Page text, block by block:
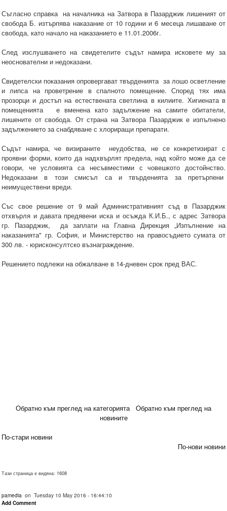
Съгласно справка на началника на Затвора в Пазарджик лишеният от
свобода Б. изтърпява наказание от 10 години и 6 месеца лишаване от
свобода, като начало на наказанието е 11.01.2006г.
След изслушването на свидетелите съдът намира исковете му за
неоснователни и недоказани.
Свидетелски показания опровергават твърденията за лошо осветление
и липса на проветрение в спалното помещение. Според тях има
прозорци и достъп на естествената светлина в килиите. Хигиената в
помещенията е вменена като задължение на самите обитатели,
лишените от свобода. От страна на Затвора Пазарджик е изпълнено
задължението за снабдяване с хлориращи препарати.
Съдът намира, че визираните неудобства, не се конкретизират с
проявни форми, които да надхвърлят предела, над който може да се
говори, че условията са несъвместими с човешкото достойнство.
Недоказани в този смисъл са и твърденията за претърпени
неимуществени вреди.
Със свое решение от 9 май Административният съд в Пазарджик
отхвърля и давата предявени иска и осъжда К.И.Б., с адрес Затвора
гр. Пазарджик, да заплати на Главна Дирекция „Изпълнение на
наказанията" гр. София, и Министерство на правосъдието сумата от
300 лв. - юрисконсултско възнаграждение.
Решението подлежи на обжалване в 14-дневен срок пред ВАС.
Обратно към преглед на категорията
Обратно към преглед на
новините
По-стари новини
По-нови новини
Тази страница е видяна: 1608
pamedia on Tuesday 10 May 2016 - 16:44:10
Add Comment